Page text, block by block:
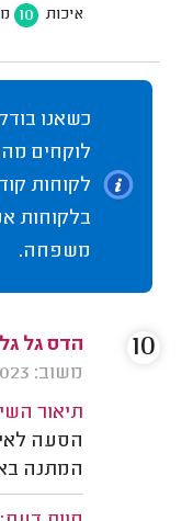
איכות 10
כשאנו
לוקחים
לקוחות
בלקוחות
משפחה.
הדס גל
משוב: 17/04/2023
תיאור
הסעה
המתנה
10